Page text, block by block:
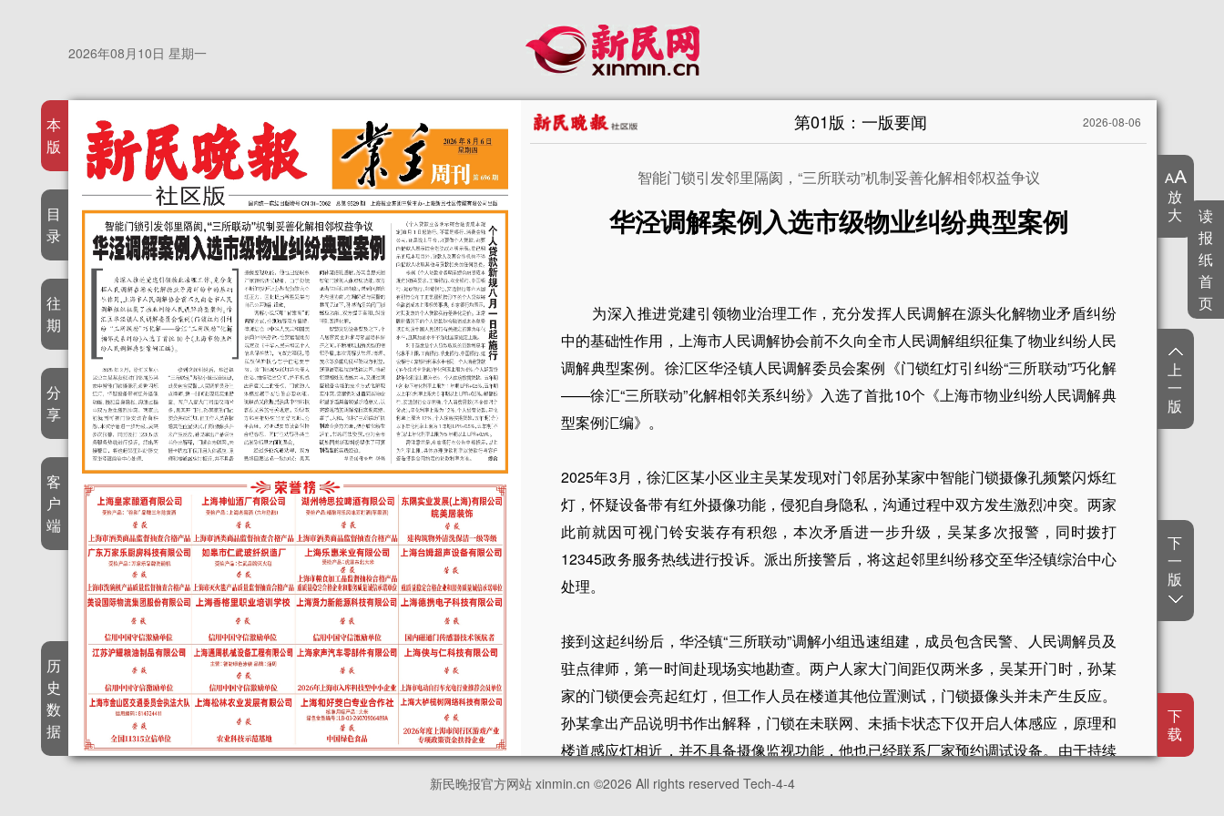
2026年08月10日 星期一
本
版
目
录
往
期
分
享
客
户
端
历
史
数
据
第01版：一版要闻 2026-08-06
智能门锁引发邻里隔阂，“三所联动”机制妥善化解相邻权益争议
华泾调解案例入选市级物业纠纷典型案例
为深入推进党建引领物业治理工作，充分发挥人民调解在源头化解物业矛盾纠纷
中的基础性作用，上海市人民调解协会前不久向全市人民调解组织征集了物业纠纷人民
调解典型案例。徐汇区华泾镇人民调解委员会案例《门锁红灯引纠纷“三所联动”巧化解
——徐汇“三所联动”化解相邻关系纠纷》入选了首批10个《上海市物业纠纷人民调解典
型案例汇编》。
2025年3月，徐汇区某小区业主吴某发现对门邻居孙某家中智能门锁摄像孔频繁闪烁红
灯，怀疑设备带有红外摄像功能，侵犯自身隐私，沟通过程中双方发生激烈冲突。两家
此前就因可视门铃安装存有积怨，本次矛盾进一步升级，吴某多次报警，同时拨打
12345政务服务热线进行投诉。派出所接警后，将这起邻里纠纷移交至华泾镇综治中心
处理。
接到这起纠纷后，华泾镇“三所联动”调解小组迅速组建，成员包含民警、人民调解员及
驻点律师，第一时间赴现场实地勘查。两户人家大门间距仅两米多，吴某开门时，孙某
家的门锁便会亮起红灯，但工作人员在楼道其他位置测试，门锁摄像头并未产生反应。
孙某拿出产品说明书作出解释，门锁在未联网、未插卡状态下仅开启人体感应，原理和
楼道感应灯相近，并不具备摄像监视功能，他也已经联系厂家预约调试设备。由于持续
不断的投诉让孙某背负较大心理压力，因此提出希望吴某向自己公开赔礼道歉。
放
大
上
一
版
下
一
版
下
载
新民晚报官方网站 xinmin.cn ©2026 All rights reserved Tech-4-4
读
报
纸
首
页